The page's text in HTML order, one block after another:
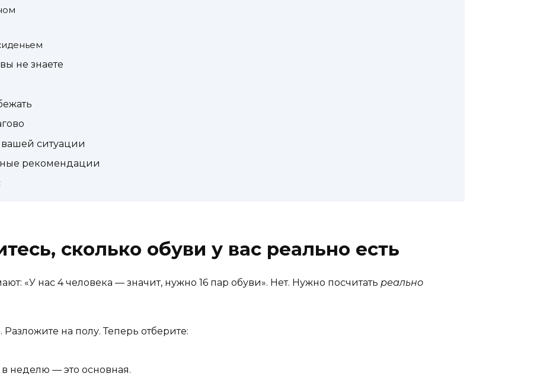
не знаете
вашей ситуации
рекомендации
сколько обуви у вас реально есть
«У нас 4 человека — значит, нужно 16 пар обуви». Нет. Нужно посчитать реально
на полу. Теперь отберите:
неделю — это основная.